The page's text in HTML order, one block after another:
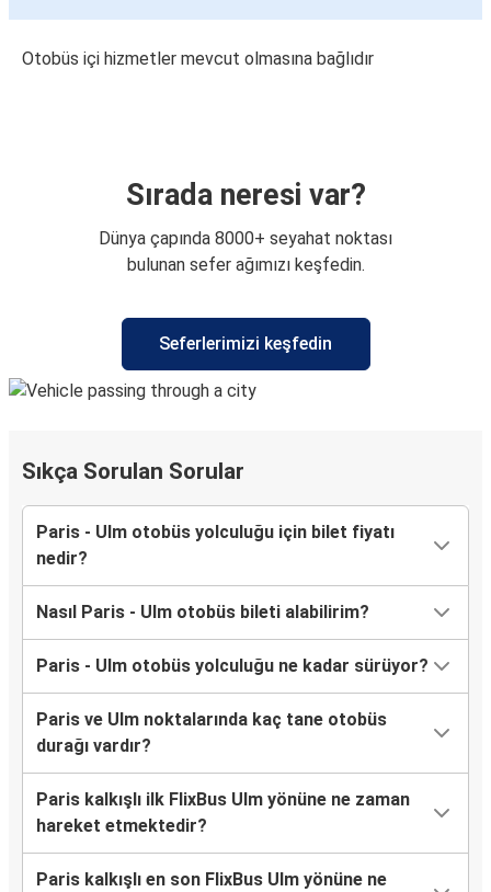
Otobüs içi hizmetler mevcut olmasına bağlıdır
Sırada neresi var?
Dünya çapında 8000+ seyahat noktası
bulunan sefer ağımızı keşfedin.
Seferlerimizi keşfedin
Sıkça Sorulan Sorular
Paris - Ulm otobüs yolculuğu için bilet fiyatı
nedir?
Nasıl Paris - Ulm otobüs bileti alabilirim?
Paris - Ulm otobüs yolculuğu ne kadar sürüyor?
Paris ve Ulm noktalarında kaç tane otobüs
durağı vardır?
Paris kalkışlı ilk FlixBus Ulm yönüne ne zaman
hareket etmektedir?
Paris kalkışlı en son FlixBus Ulm yönüne ne